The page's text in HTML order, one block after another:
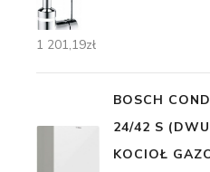
1 201,19zł
BOSCH
24/42 S
KOCIOŁ